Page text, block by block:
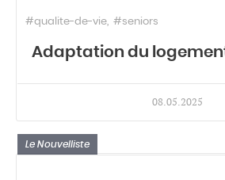
#qualite-de-vie #seniors
Adaptation du
08.05.2025
Le Nouvelliste